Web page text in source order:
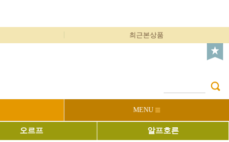
최근본상품
MENU
오르프 알프호른